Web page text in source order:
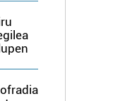
cookie-
eta
teknologia hori